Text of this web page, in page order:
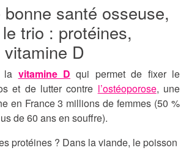
bonne santé osseuse,
trio : protéines,
D
la vitamine D qui permet de fixer le
et de lutter contre l’ostéoporose, une
en France 3 millions de femmes (50 %
de 60 ans en souffre).
protéines ? Dans la viande, le poisson